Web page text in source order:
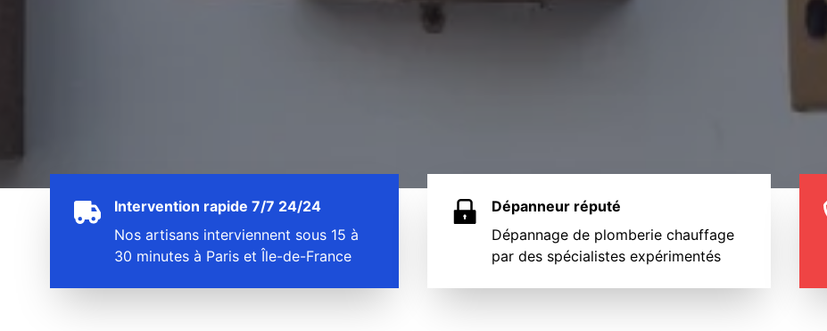
Intervention rapide 7/7 24/24
Nos artisans interviennent sous 15 à
30 minutes à Paris et Île-de-France
Dépanneur réputé
Dépannage de plomberie chauffage
par des spécialistes expérimentés